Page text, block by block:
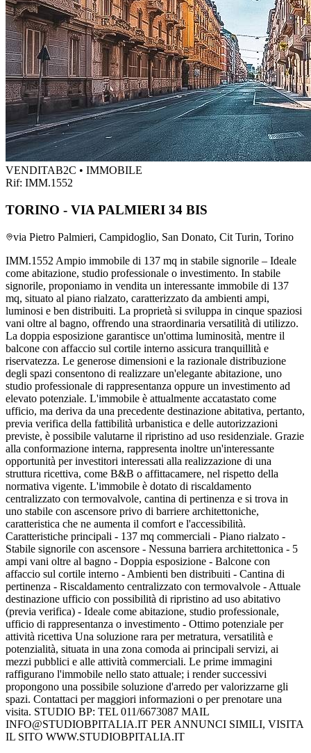
VENDITAB2C • IMMOBILE
Rif: IMM.1552
TORINO - VIA PALMIERI 34 BIS
via Pietro Palmieri, Campidoglio, San Donato, Cit Turin, Torino
IMM.1552 Ampio immobile di 137 mq in stabile signorile – Ideale
come abitazione, studio professionale o investimento. In stabile
signorile, proponiamo in vendita un interessante immobile di 137
mq, situato al piano rialzato, caratterizzato da ambienti ampi,
luminosi e ben distribuiti. La proprietà si sviluppa in cinque spaziosi
vani oltre al bagno, offrendo una straordinaria versatilità di utilizzo.
La doppia esposizione garantisce un'ottima luminosità, mentre il
balcone con affaccio sul cortile interno assicura tranquillità e
riservatezza. Le generose dimensioni e la razionale distribuzione
degli spazi consentono di realizzare un'elegante abitazione, uno
studio professionale di rappresentanza oppure un investimento ad
elevato potenziale. L'immobile è attualmente accatastato come
ufficio, ma deriva da una precedente destinazione abitativa, pertanto,
previa verifica della fattibilità urbanistica e delle autorizzazioni
previste, è possibile valutarne il ripristino ad uso residenziale. Grazie
alla conformazione interna, rappresenta inoltre un'interessante
opportunità per investitori interessati alla realizzazione di una
struttura ricettiva, come B&B o affittacamere, nel rispetto della
normativa vigente. L'immobile è dotato di riscaldamento
centralizzato con termovalvole, cantina di pertinenza e si trova in
uno stabile con ascensore privo di barriere architettoniche,
caratteristica che ne aumenta il comfort e l'accessibilità.
Caratteristiche principali - 137 mq commerciali - Piano rialzato -
Stabile signorile con ascensore - Nessuna barriera architettonica - 5
ampi vani oltre al bagno - Doppia esposizione - Balcone con
affaccio sul cortile interno - Ambienti ben distribuiti - Cantina di
pertinenza - Riscaldamento centralizzato con termovalvole - Attuale
destinazione ufficio con possibilità di ripristino ad uso abitativo
(previa verifica) - Ideale come abitazione, studio professionale,
ufficio di rappresentanza o investimento - Ottimo potenziale per
attività ricettiva Una soluzione rara per metratura, versatilità e
potenzialità, situata in una zona comoda ai principali servizi, ai
mezzi pubblici e alle attività commerciali. Le prime immagini
raffigurano l'immobile nello stato attuale; i render successivi
propongono una possibile soluzione d'arredo per valorizzarne gli
spazi. Contattaci per maggiori informazioni o per prenotare una
visita. STUDIO BP: TEL 011/6673087 MAIL
INFO@STUDIOBPITALIA.IT PER ANNUNCI SIMILI, VISITA
IL SITO WWW.STUDIOBPITALIA.IT